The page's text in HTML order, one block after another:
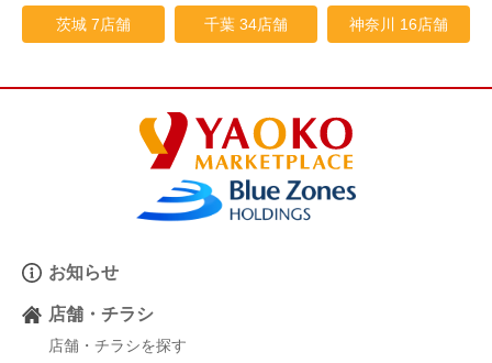
茨城 7店舗 千葉 34店舗 神奈川 16店舗
お知らせ
店舗・チラシ
店舗・チラシを探す